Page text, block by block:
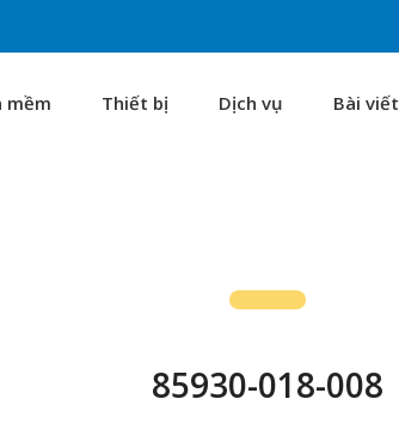
mềm Thiết bị Dịch vụ Bài viết
85930-018-008